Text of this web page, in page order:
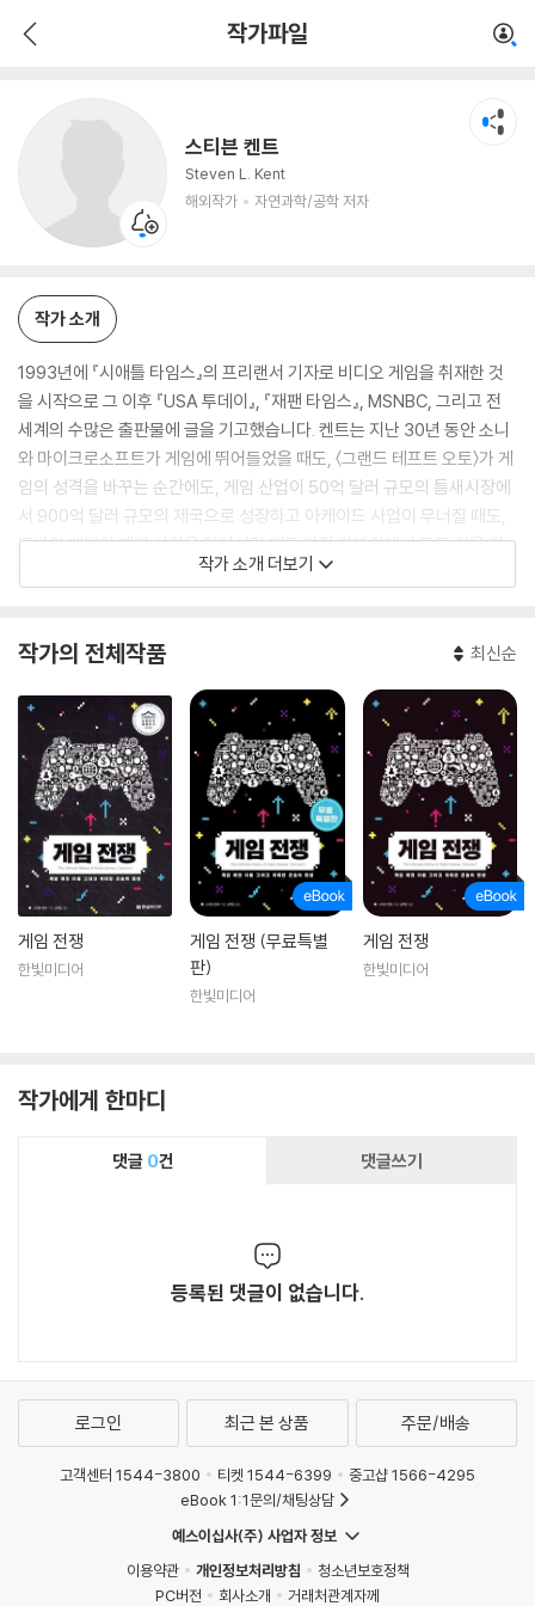
작가파일
스티븐 켄트
Steven L. Kent
해외작가
자연과학/공학 저자
자연과학/공학 저자
작가 소개
1993년에 『시애틀 타임스』의 프리랜서 기자로 비디오 게임을 취재한 것
을 시작으로 그 이후 『USA 투데이』, 『재팬 타임스』, MSNBC, 그리고 전
세계의 수많은 출판물에 글을 기고했습니다. 켄트는 지난 30년 동안 소니
와 마이크로소프트가 게임에 뛰어들었을 때도, 〈그랜드 테프트 오토〉가 게
임의 성격을 바꾸는 순간에도, 게임 산업이 50억 달러 규모의 틈새시장에
서 900억 달러 규모의 제국으로 성장하고 아케이드 사업이 무너질 때도,
모바일 게임이 게임 산업을 집어삼킬 때도 가장 가까이에서 모든 것을 지
작가 소개 더보기
작가의 전체작품 최신순
게임 전쟁
한빛미디어
게임 전쟁 (무료특별
판)
한빛미디어
게임 전쟁
한빛미디어
작가에게 한마디
댓글 0건 댓글쓰기
등록된 댓글이 없습니다.
로그인 최근 본 상품 주문/배송
고객센터 1544-3800 티켓 1544-6399
중고샵 1566-4295
eBook 1:1문의/채팅상담
예스이십사(주) 사업자 정보
이용약관
개인정보처리방침
청소년보호정책
PC버전
회사소개 거래처관계자께